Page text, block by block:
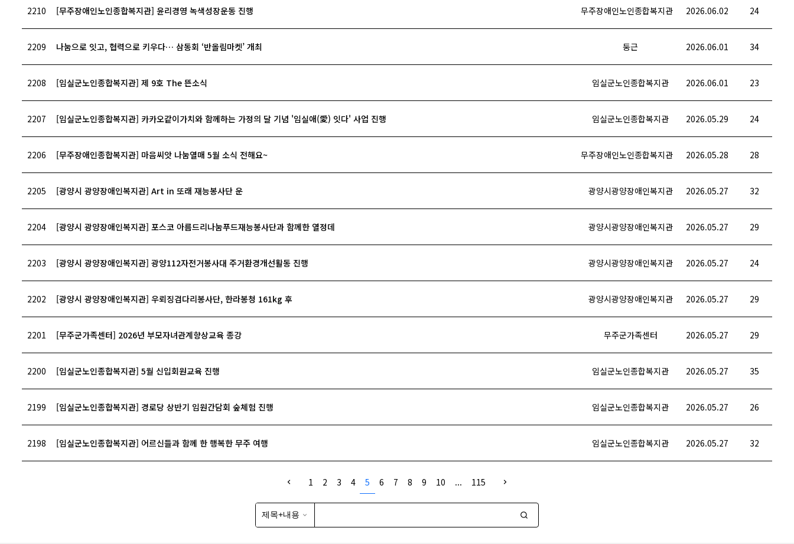
2210 [무주장애인노인종합복지관] 윤리경영 녹색성장운동 진행 무주장애인노인종합복지관 2026.06.02 24
2209 나눔으로 잇고, 협력으로 키우다… 삼동회 ‘반올림마켓’ 개최 둥근 2026.06.01 34
2208 [임실군노인종합복지관] 제 9호 The 뜬소식 임실군노인종합복지관 2026.06.01 23
2207 [임실군노인종합복지관] 카카오같이가치와 함께하는 가정의 달 기념 '임실애(愛) 잇다' 사업 진행 임실군노인종합복지관 2026.05.29 24
2206 [무주장애인종합복지관] 마음씨앗 나눔열매 5월 소식 전해요~ 무주장애인노인종합복지관 2026.05.28 28
2205 [광양시 광양장애인복지관] Art in 또래 재능봉사단 운 광양시광양장애인복지관 2026.05.27 32
2204 [광양시 광양장애인복지관] 포스코 아름드리나눔푸드재능봉사단과 함께한 열정데 광양시광양장애인복지관 2026.05.27 29
2203 [광양시 광양장애인복지관] 광양112자전거봉사대 주거환경개선활동 진행 광양시광양장애인복지관 2026.05.27 24
2202 [광양시 광양장애인복지관] 우뢰징검다리봉사단, 한라봉청 161kg 후 광양시광양장애인복지관 2026.05.27 29
2201 [무주군가족센터] 2026년 부모자녀관계향상교육 종강 무주군가족센터 2026.05.27 29
2200 [임실군노인종합복지관] 5월 신입회원교육 진행 임실군노인종합복지관 2026.05.27 35
2199 [임실군노인종합복지관] 경로당 상반기 임원간담회 숲체험 진행 임실군노인종합복지관 2026.05.27 26
2198 [임실군노인종합복지관] 어르신들과 함께 한 행복한 무주 여행 임실군노인종합복지관 2026.05.27 32
1 2 3 4 5 6 7 8 9 10 ... 115